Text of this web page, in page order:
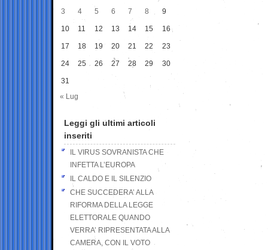
3 4 5 6 7 8 9
10 11 12 13 14 15 16
17 18 19 20 21 22 23
24 25 26 27 28 29 30
31
« Lug
Leggi gli ultimi articoli
inseriti
IL VIRUS SOVRANISTA CHE
INFETTA L’EUROPA
IL CALDO E IL SILENZIO
CHE SUCCEDERA’ ALLA
RIFORMA DELLA LEGGE
ELETTORALE QUANDO
VERRA’ RIPRESENTATA ALLA
CAMERA, CON IL VOTO